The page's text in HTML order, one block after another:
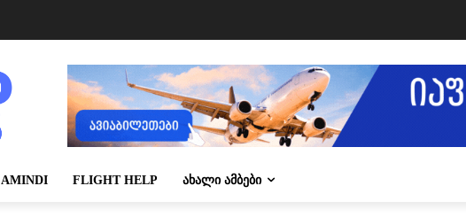
AMINDI FLIGHT HELP ᲐᲮᲐᲚᲘ ᲐᲛᲑᲔᲑᲘ